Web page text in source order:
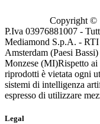
Copyright ©
P.Iva 03976881007 -
Mediamond S.p.A. -
Amsterdam (Paesi
Monzese (MI)Rispetto ai
riprodotti è vietata ogni
sistemi di intelligenza
espresso di utilizzare
Legal